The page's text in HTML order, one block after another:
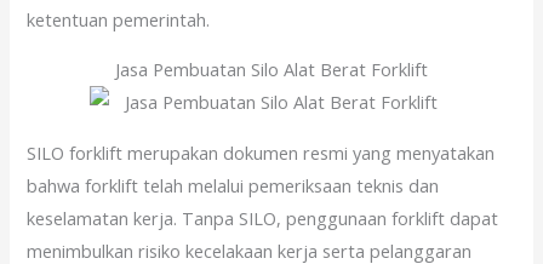
ketentuan pemerintah.
Jasa Pembuatan Silo Alat Berat Forklift
SILO forklift merupakan dokumen resmi yang menyatakan
bahwa forklift telah melalui pemeriksaan teknis dan
keselamatan kerja. Tanpa SILO, penggunaan forklift dapat
menimbulkan risiko kecelakaan kerja serta pelanggaran